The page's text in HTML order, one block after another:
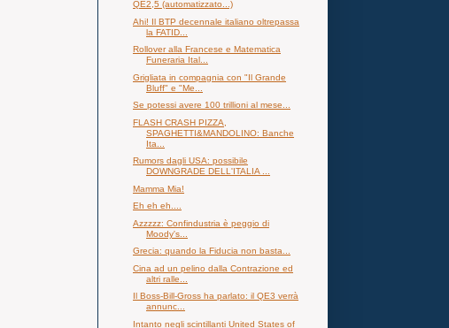
QE2,5 (automatizzato...)
Ahi! Il BTP decennale italiano oltrepassa
la FATID...
Rollover alla Francese e Matematica
Funeraria Ital...
Grigliata in compagnia con "Il Grande
Bluff" e "Me...
Se potessi avere 100 trillioni al mese...
FLASH CRASH PIZZA,
SPAGHETTI&MANDOLINO: Banche
Ita...
Rumors dagli USA: possibile
DOWNGRADE DELL'ITALIA ...
Mamma Mia!
Eh eh eh....
Azzzzz: Confindustria è peggio di
Moody's...
Grecia: quando la Fiducia non basta...
Cina ad un pelino dalla Contrazione ed
altri ralle...
Il Boss-Bill-Gross ha parlato: il QE3 verrà
annunc...
Intanto negli scintillanti United States of